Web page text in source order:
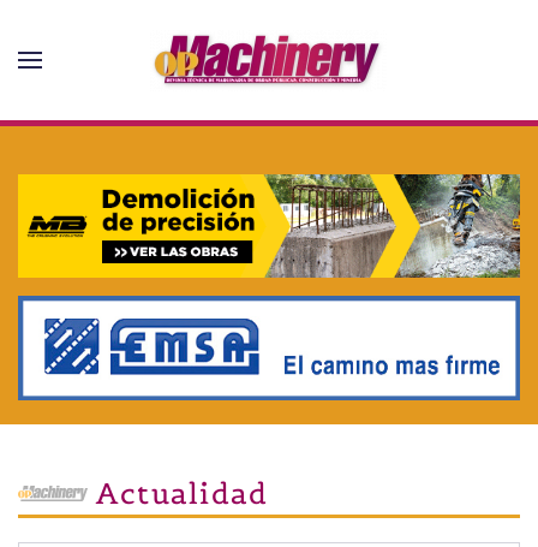
Skip to main content
Actualidad